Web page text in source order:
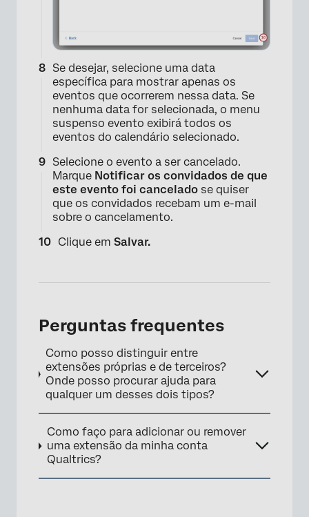
Se desejar, selecione uma data
específica para mostrar apenas os
eventos que ocorrerem nessa data. Se
nenhuma data for selecionada, o menu
suspenso evento exibirá todos os
eventos do calendário selecionado.
Selecione o evento a ser cancelado.
Marque Notificar os convidados de que
este evento foi cancelado se quiser
que os convidados recebam um e-mail
sobre o cancelamento.
Clique em Salvar.
Perguntas frequentes
Como posso distinguir entre
extensões próprias e de terceiros?
Onde posso procurar ajuda para
qualquer um desses dois tipos?
Como faço para adicionar ou remover
uma extensão da minha conta
Qualtrics?